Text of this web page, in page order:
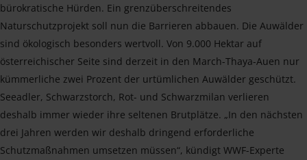
bürokratische Hürden. Ein grenzüberschreitendes
Naturschutzprojekt soll nun die Barrieren abbauen. Die Auwälder
sind ökologisch besonders wertvoll. Von 9.000 Hektar auf
österreichischer Seite sind derzeit in den March-Thaya-Auen nur
kümmerliche zwei Prozent der urtümlichen Auwälder geschützt.
Seeadler, Schwarzstorch, Rot- und Schwarzmilan verlieren
deshalb immer wieder ihre seltenen Brutplätze. „In den nächsten
drei Jahren werden wir deshalb dringend erforderliche
Schutzmaßnahmen umsetzen müssen“, kündigt WWF-Experte